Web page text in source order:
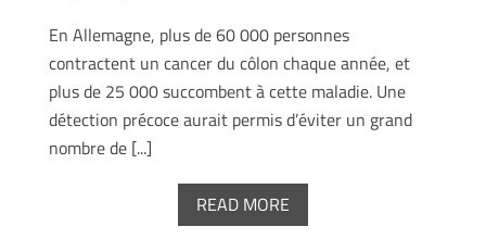
En Allemagne, plus de 60 000 personnes
contractent un cancer du côlon chaque année, et
plus de 25 000 succombent à cette maladie. Une
détection précoce aurait permis d’éviter un grand
nombre de [...]
READ MORE